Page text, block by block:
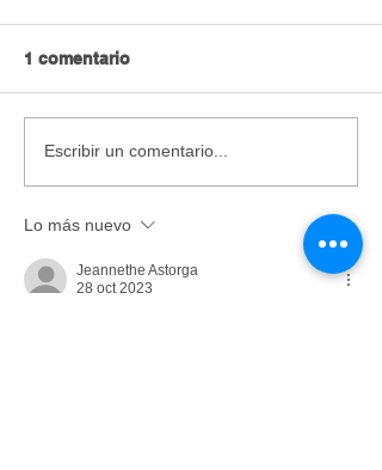
Hay que liberarse de
1 comentario
Escribir un comentario...
Lo más nuevo
Jeannethe Astorga
28 oct 2023